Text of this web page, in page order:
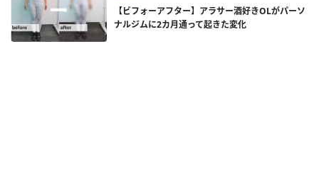
【ビフォーアフター】アラサー酒好きOLがパーソ
ナルジムに2カ月通って起きた変化